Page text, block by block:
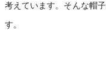
考えています。そんな帽
す。